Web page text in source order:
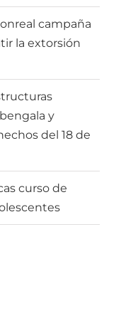
campaña
la extorsión
y
del 18 de
curso de